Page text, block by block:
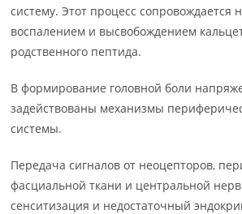
систему. Этот процесс сопровождается
воспалением и высвобождением
родственного пептида.
В формирование головной боли
задействованы механизмы
системы.
Передача сигналов от неоцепторов,
фасциальной ткани и центральной
сенситизация и недостаточный